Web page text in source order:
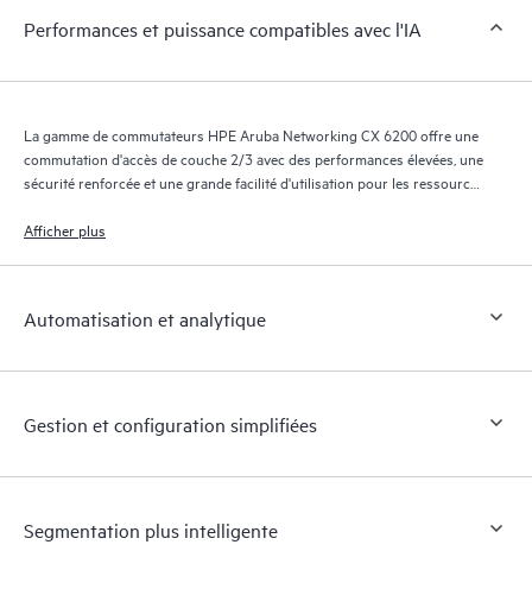
Performances et puissance compatibles avec l'IA
La gamme de commutateurs HPE Aruba Networking CX 6200 offre une
commutation d'accès de couche 2/3 avec des performances élevées, une
sécurité renforcée et une grande facilité d'utilisation pour les ressources
des PME et des succursales.
Afficher plus
Automatisation et analytique
Gestion et configuration simplifiées
Segmentation plus intelligente